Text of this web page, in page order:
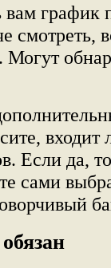
вам график
смотреть,
Могут
входит
Если да,
сами